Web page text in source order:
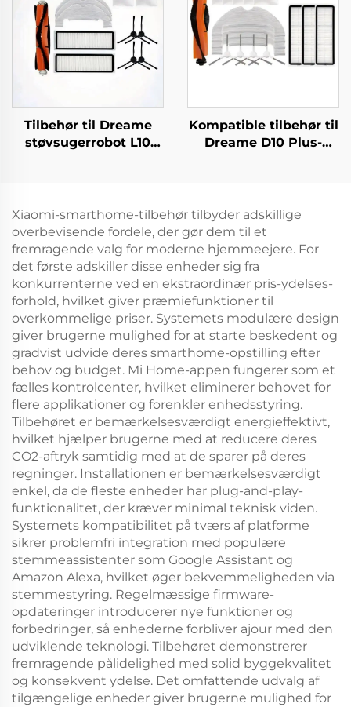
Tilbehør til Dreame
støvsugerrobot L10
mopperklud,
filterdæksel og
støvpose
Kompatible tilbehør til
Dreame D10 Plus-
kantbørste, støvpose
og forbrugsvarer
Xiaomi-smarthome-tilbehør tilbyder adskillige
overbevisende fordele, der gør dem til et
fremragende valg for moderne hjemmeejere. For
det første adskiller disse enheder sig fra
konkurrenterne ved en ekstraordinær pris-ydelses-
forhold, hvilket giver præmiefunktioner til
overkommelige priser. Systemets modulære design
giver brugerne mulighed for at starte beskedent og
gradvist udvide deres smarthome-opstilling efter
behov og budget. Mi Home-appen fungerer som et
fælles kontrolcenter, hvilket eliminerer behovet for
flere applikationer og forenkler enhedsstyring.
Tilbehøret er bemærkelsesværdigt energieffektivt,
hvilket hjælper brugerne med at reducere deres
CO2-aftryk samtidig med at de sparer på deres
regninger. Installationen er bemærkelsesværdigt
enkel, da de fleste enheder har plug-and-play-
funktionalitet, der kræver minimal teknisk viden.
Systemets kompatibilitet på tværs af platforme
sikrer problemfri integration med populære
stemmeassistenter som Google Assistant og
Amazon Alexa, hvilket øger bekvemmeligheden via
stemmestyring. Regelmæssige firmware-
opdateringer introducerer nye funktioner og
forbedringer, så enhederne forbliver ajour med den
udviklende teknologi. Tilbehøret demonstrerer
fremragende pålidelighed med solid byggekvalitet
og konsekvent ydelse. Det omfattende udvalg af
tilgængelige enheder giver brugerne mulighed for